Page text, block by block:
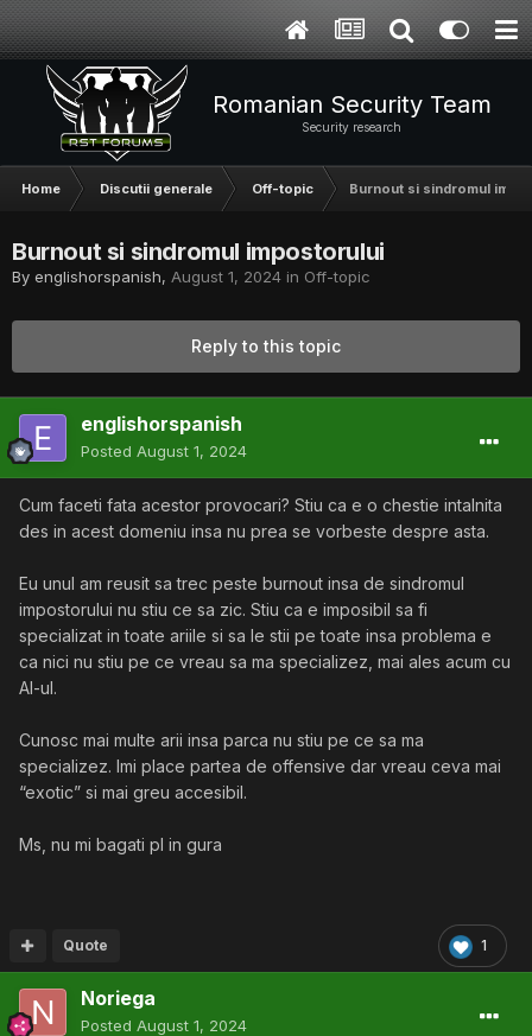
Romanian Security Team
Security research
Home Discutii generale Off-topic Burnout si sindromul
Burnout si sindromul impostorului
By englishorspanish, August 1, 2024 in Off-topic
Reply to this topic
englishorspanish
Posted August 1, 2024
Cum faceti fata acestor provocari? Stiu ca e o chestie intalnita
des in acest domeniu insa nu prea se vorbeste despre asta.
Eu unul am reusit sa trec peste burnout insa de sindromul
impostorului nu stiu ce sa zic. Stiu ca e imposibil sa fi
specializat in toate ariile si sa le stii pe toate insa problema e
ca nici nu stiu pe ce vreau sa ma specializez, mai ales acum cu
AI-ul.
Cunosc mai multe arii insa parca nu stiu pe ce sa ma
specializez. Imi place partea de offensive dar vreau ceva mai
“exotic” si mai greu accesibil.
Ms, nu mi bagati pl in gura
1
Quote
Noriega
Posted August 1, 2024